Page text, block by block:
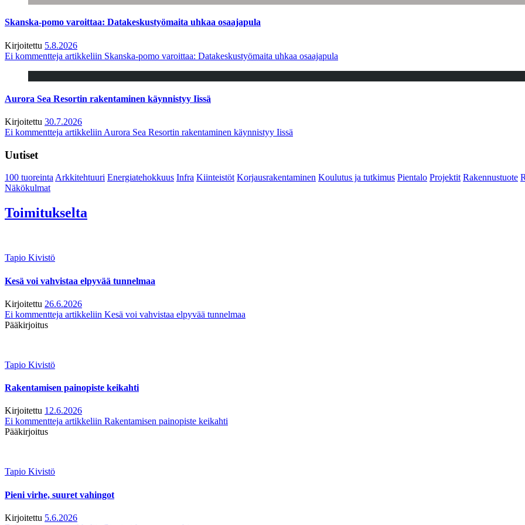
Skanska-pomo varoittaa: Datakeskustyömaita uhkaa osaajapula
Kirjoitettu 5.8.2026
Ei kommentteja artikkeliin Skanska-pomo varoittaa: Datakeskustyömaita uhkaa osaajapula
Aurora Sea Resortin rakentaminen käynnistyy Iissä
Kirjoitettu 30.7.2026
Ei kommentteja artikkeliin Aurora Sea Resortin rakentaminen käynnistyy Iissä
Uutiset
100 tuoreintaArkkitehtuuri Energiatehokkuus Infra Kiinteistöt Korjausrakentaminen Koulutus ja tutkimus Pientalo Projektit Rakennustuote
Näkökulmat
Toimitukselta
Tapio Kivistö
Kesä voi vahvistaa elpyvää tunnelmaa
Kirjoitettu 26.6.2026
Ei kommentteja artikkeliin Kesä voi vahvistaa elpyvää tunnelmaa
Pääkirjoitus
Tapio Kivistö
Rakentamisen painopiste keikahti
Kirjoitettu 12.6.2026
Ei kommentteja artikkeliin Rakentamisen painopiste keikahti
Pääkirjoitus
Tapio Kivistö
Pieni virhe, suuret vahingot
Kirjoitettu 5.6.2026